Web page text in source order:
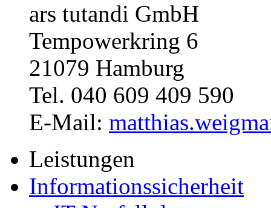
ars tutandi GmbH
Tempowerkring 6
21079 Hamburg
Tel. 040 609 409 590
E-Mail:
Leistungen
Informationssicherheit